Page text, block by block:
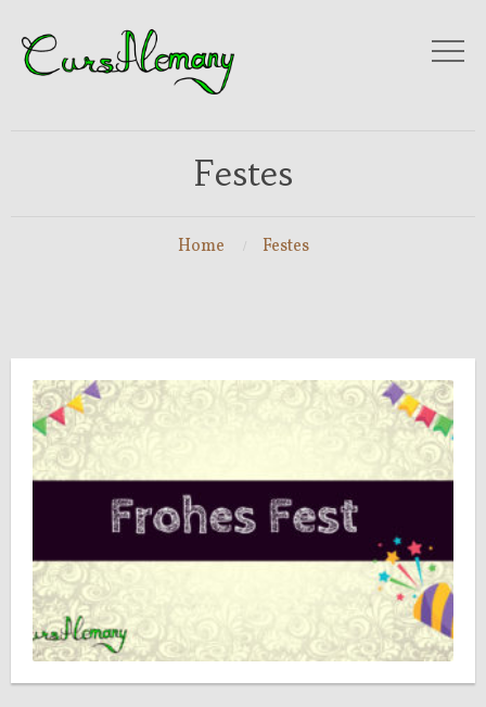
Festes
Home Festes